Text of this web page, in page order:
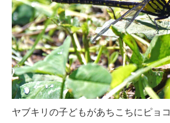
ヤブキリの子どもがあちこちにピョ